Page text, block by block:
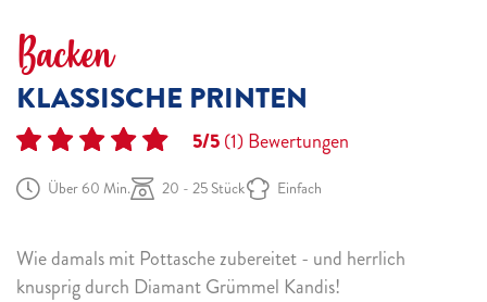
Backen
KLASSISCHE PRINTEN
5/5(1)Bewertungen
Über 60 Min. 20 - 25 Stück Einfach
Wie damals mit Pottasche zubereitet - und herrlich
knusprig durch Diamant Grümmel Kandis!